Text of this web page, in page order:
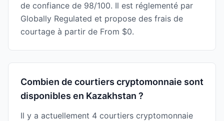
de confiance de 98/100. Il est réglementé par
Globally Regulated et propose des frais de
courtage à partir de From $0.
Combien de courtiers cryptomonnaie sont
disponibles en Kazakhstan ?
Il y a actuellement 4 courtiers cryptomonnaie